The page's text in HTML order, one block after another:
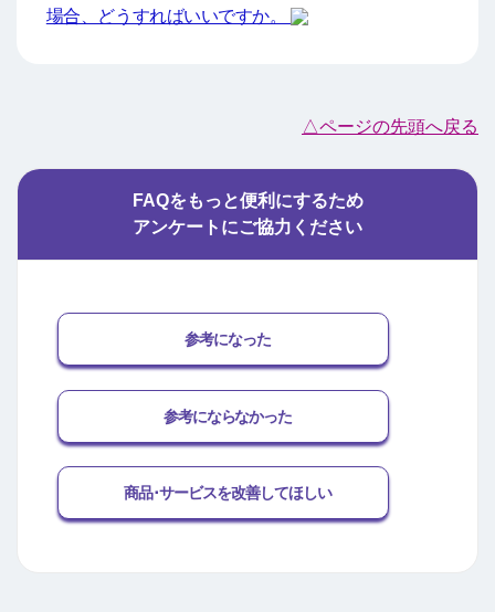
場合、どうすればいいですか。
△ページの先頭へ戻る
FAQをもっと便利にするため
アンケートにご協力ください
参考になった
参考にならなかった
商品･サービスを改善してほしい